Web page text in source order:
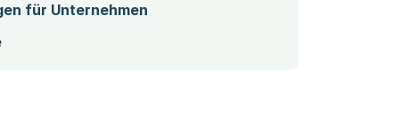
für Unternehmen